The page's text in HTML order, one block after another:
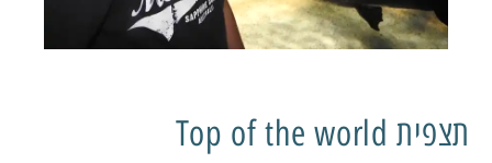
תצפית Top of the world